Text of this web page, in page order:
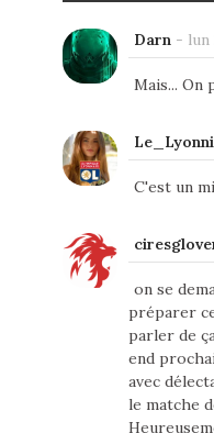
Darn- lun
Mais... On
C'est un
on se
préparer
parler de
end
avec
le matche